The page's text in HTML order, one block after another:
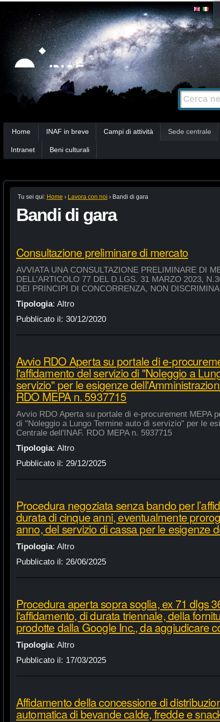
Strumenti
personali
Salta
contenuti.
|
Salta
alla
navigazione
Cerca nel
Ricerca
avanzata…
Home INAF in breve Campi di attività Sede centrale
Intranet Beni culturali
Tu sei qui: Home › Lavora con noi › Bandi di gara
Bandi di gara
Consultazione preliminare di mercato
AVVIATA UNA CONSULTAZIONE PRELIMINARE DI
DELL’ARTICOLO 77 DEL D.LGS. 31 MARZO 2023,
DEI PRINCIPI DI CONCORRENZA, NON
Tipologia: Altro
Pubblicato il: 30/12/2020
Avvio RDO Aperta su portale di e-
l'affidamento del servizio di "Noleggio a
servizio" per le esigenze
RDO MEPA n. 5937715
Avvio RDO Aperta su portale di e-procurement MEPA
di "Noleggio a Lungo Termine auto di servizio" per le
Centrale dell'INAF. RDO MEPA n. 5937715
Tipologia: Altro
Pubblicato il: 29/12/2025
Procedura negoziata senza bando per
durata di cinque anni, eventualmente
anno, del servizio di cassa per le esigenze
Tipologia: Altro
Pubblicato il: 26/06/2025
Procedura aperta sopra soglia, ex 71 dlgs
l'affidamento, di durata triennale, della
prodotte dalla Google Inc., da aggiudicare
Tipologia: Altro
Pubblicato il: 17/03/2025
Affidamento della concessione di
automatica di bevande calde, fredde e